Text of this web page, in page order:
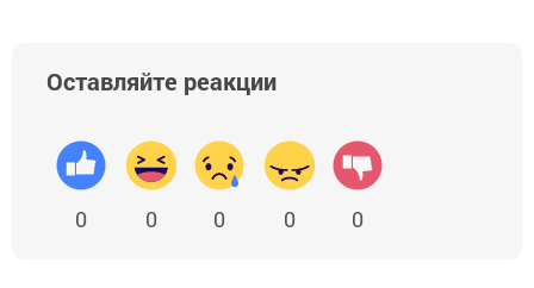
Оставляйте реакции
0 0 0 0 0